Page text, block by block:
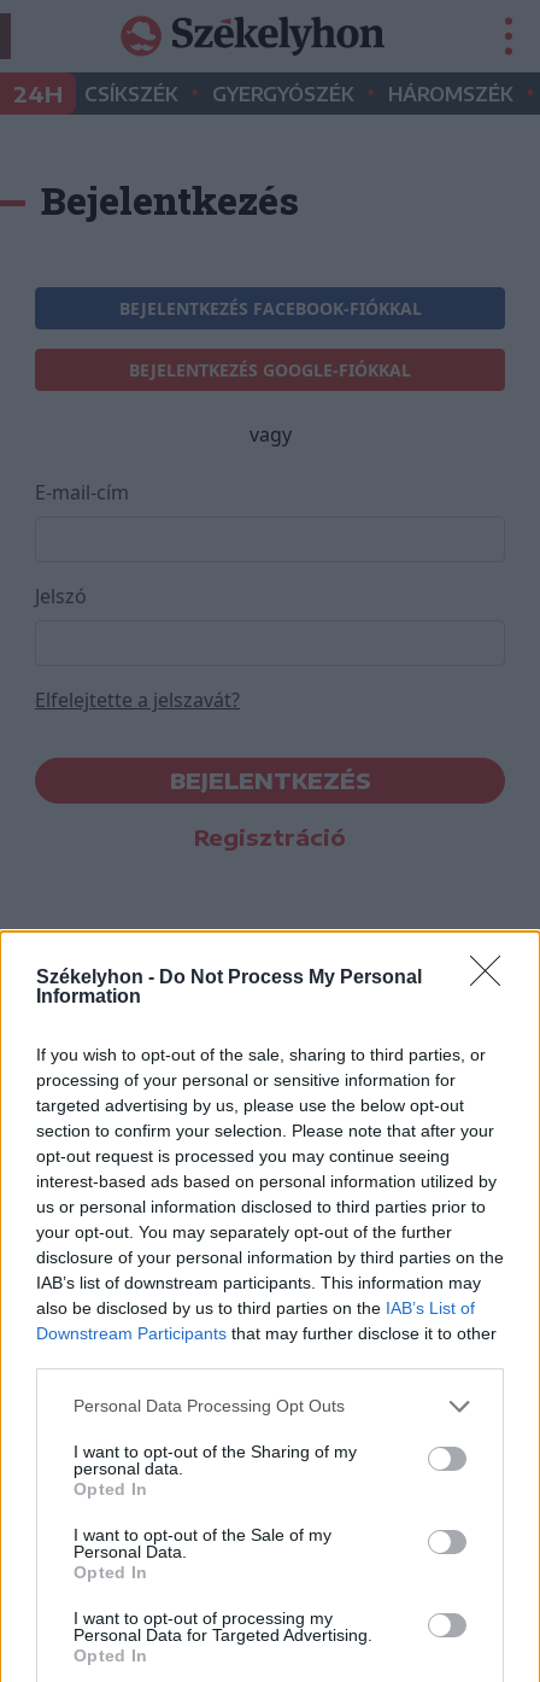
Székelyhon - Do Not Process My Personal
Information
If you wish to opt-out of the sale, sharing to third parties, or
processing of your personal or sensitive information for
targeted advertising by us, please use the below opt-out
section to confirm your selection. Please note that after your
opt-out request is processed you may continue seeing
interest-based ads based on personal information utilized by
us or personal information disclosed to third parties prior to
your opt-out. You may separately opt-out of the further
disclosure of your personal information by third parties on the
IAB’s list of downstream participants. This information may
also be disclosed by us to third parties on the IAB’s List of
Downstream Participants that may further disclose it to other
Personal Data Processing Opt Outs
I want to opt-out of the Sharing of my
personal data.
Opted In
I want to opt-out of the Sale of my
Personal Data.
Opted In
I want to opt-out of processing my
Personal Data for Targeted Advertising.
Opted In
24H CSÍKSZÉK • GYERGYÓSZÉK • HÁROMSZÉK •
Bejelentkezés
BEJELENTKEZÉS FACEBOOK-FIÓKKAL
BEJELENTKEZÉS GOOGLE-FIÓKKAL
vagy
E-mail-cím
Jelszó
Elfelejtette a jelszavát?
BEJELENTKEZÉS
Regisztráció
Hasznos
Impresszum
Szerzői jogok
Adatvédelmi tájékoztató
Cookie-kezelési tájékoztató
Hozzászólási szabályzat
Nyomtatott lapjaink archívuma
Székely Hírmondó archívuma
Sütibeállítások
Médiatér